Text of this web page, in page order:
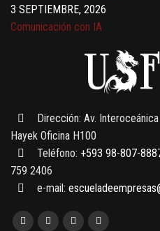
3 SEPTIEMBRE, 2026
Comunicación con IA
Gobernanza de datos
13 AGOSTO, 2026
Finanzas para no financieros
Dirección: Av.
Hayek Oficina H100
Teléfono: +593 98-807-
759 2406
e-mail: